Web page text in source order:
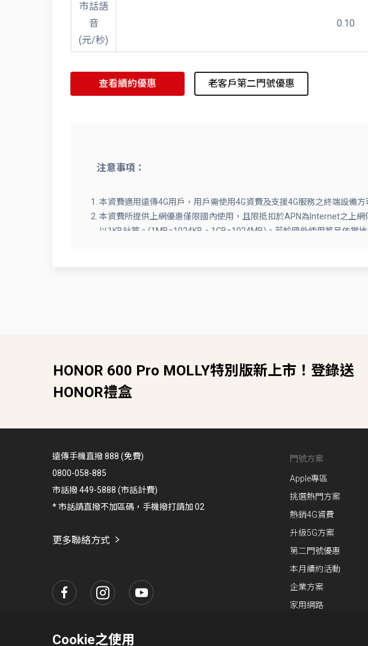
市話語
音
(元/秒)
0.10
查看續約優惠 老客戶第二門號優惠
注意事項：
本資費適用遠傳4G用戶，用戶需使用4G資費及支援4G服務之終端設備方
本資費所提供上網優惠僅限國內使用，且限抵扣於APN為Internet之上
以1KB計算。(1MB=1024KB，1GB=1024MB)。若於國外使用將另依當
每月三(多)方通話功能累計以600分鐘為上限，超出上限者，遠傳有權取
遠傳電信門號僅供正常合法通信之用，不得將門號從事於任何違法、不
或其他權利濫用行為或大量傳輸行為，包括但不限於轉接話務、長時間
主機電腦應用、連續性網路攝影或廣播、自動資料傳遞或設備與設備
除、類似自動或手動路由裝置）、作為私有線路或全時間或指定資料
件並繳納保證金。
使用門號期間若涉及以下行為時，遠傳電信得不經催告逕行暫停通信或
作（包含但不限於造成網路過度壅塞、妨害其他用戶接取網路、試圖攻
量傳送垃圾與商業廣告電子郵件)；3.偽造、不法擷取、移除或修改網路
用者名稱或資料傳送來源； 5.其他涉及不當或違法之行為經相關主管機關
行動通信品質隨地形/氣候/建物遮蔽/使用人數/使用之終端設備/地點/
之地點無法支援LTE網路，則可能依所在環境轉換為UTMS網路，上網
計算。若因同時同地上網人數太多也可能造成網路壅塞暫時無法上網
速度及收訊品質亦可能不如室外，甚至收不到訊號。
SMS簡訊每則2.6127元，每則簡訊限打70個中文字或純英文數字160個
長簡訊。
送訊息K數) 。網外<=30K bytes：每則6元；31~300K bytes：每則12
HONOR 600 Pro MOLLY特別版新上市！登錄送
HONOR禮盒
遠傳手機直撥 888 (免費)
0800-058-885
市話撥 449-5888 (市話計費)
* 市話請直撥不加區碼，手機撥打請加 02
更多聯絡方式
門號方案
Apple專區
挑選熱門方案
熱銷4G資費
升級5G方案
第二門號優惠
本月續約活動
企業方案
家用網路
Cookie之使用